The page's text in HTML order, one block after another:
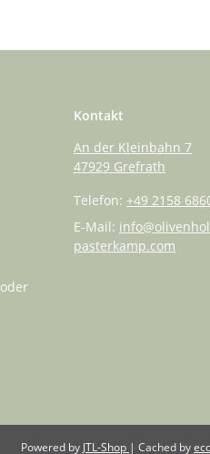
oder
Kontakt
An der Kleinbahn 7
47929 Grefrath
Telefon: +49 2158
E-Mail:
pasterkamp.com
Powered by JTL-Shop | Cached by